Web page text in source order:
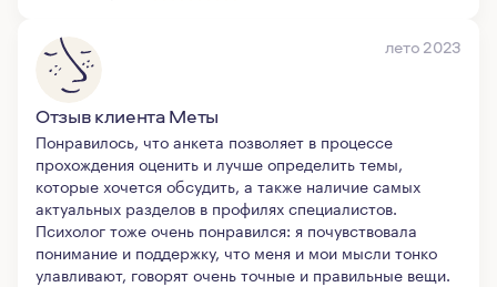
лето 2023
Отзыв клиента Меты
Понравилось, что анкета позволяет в процессе
прохождения оценить и лучше определить темы,
которые хочется обсудить, а также наличие самых
актуальных разделов в профилях специалистов.
Психолог тоже очень понравился: я почувствовала
понимание и поддержку, что меня и мои мысли тонко
улавливают, говорят очень точные и правильные вещи.